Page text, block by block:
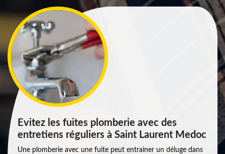
Evitez les fuites plomberie avec des
entretiens réguliers à Saint Laurent Medoc
Une plomberie avec une fuite peut entrainer un déluge dans